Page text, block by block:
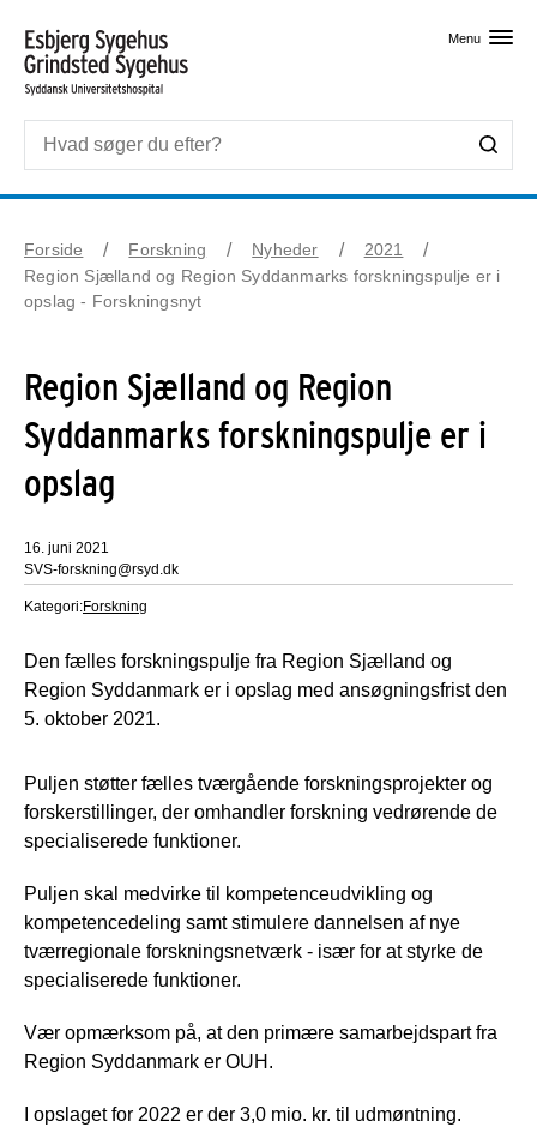
Menu
Forside Forskning Nyheder
2021
Region Sjælland og Region Syddanmarks forskningspulje er i
opslag - Forskningsnyt
Region Sjælland og Region
Syddanmarks forskningspulje er i
opslag
16. juni 2021
SVS-forskning@rsyd.dk
Kategori:Forskning
Den fælles forskningspulje fra Region Sjælland og
Region Syddanmark er i opslag med ansøgningsfrist den
5. oktober 2021.
Puljen støtter fælles tværgående forskningsprojekter og
forskerstillinger, der omhandler forskning vedrørende de
specialiserede funktioner.
Puljen skal medvirke til kompetenceudvikling og
kompetencedeling samt stimulere dannelsen af nye
tværregionale forskningsnetværk - især for at styrke de
specialiserede funktioner.
Vær opmærksom på, at den primære samarbejdspart fra
Region Syddanmark er OUH.
I opslaget for 2022 er der 3,0 mio. kr. til udmøntning.